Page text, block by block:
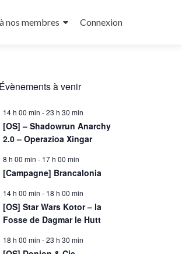
nos membres Connexion
Évènements à venir
14 h 00 min -23 h 30 min
[OS] – Shadowrun Anarchy
2.0 – Operazioa Xingar
8 h 00 min - 17 h 00 min
[Campagne] Brancalonia
14 h 00 min - 18 h 00 min
[OS] Star Wars Kotor – la
Fosse de Dagmar le Hutt
18 h 00 min -23 h 30 min